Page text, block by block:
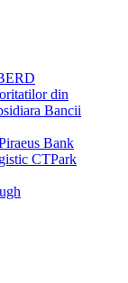
din
Bancii
Bank
CTPark